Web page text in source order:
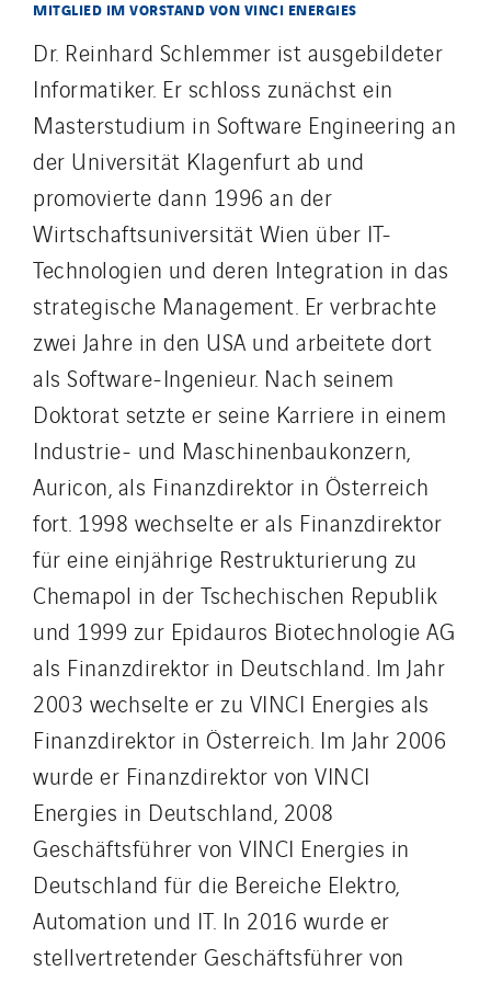
MITGLIED IM VORSTAND VON VINCI ENERGIES
Dr. Reinhard Schlemmer ist ausgebildeter
Informatiker. Er schloss zunächst ein
Masterstudium in Software Engineering an
der Universität Klagenfurt ab und
promovierte dann 1996 an der
Wirtschaftsuniversität Wien über IT-
Technologien und deren Integration in das
strategische Management. Er verbrachte
zwei Jahre in den USA und arbeitete dort
als Software-Ingenieur. Nach seinem
Doktorat setzte er seine Karriere in einem
Industrie- und Maschinenbaukonzern,
Auricon, als Finanzdirektor in Österreich
fort. 1998 wechselte er als Finanzdirektor
für eine einjährige Restrukturierung zu
Chemapol in der Tschechischen Republik
und 1999 zur Epidauros Biotechnologie AG
als Finanzdirektor in Deutschland. Im Jahr
2003 wechselte er zu VINCI Energies als
Finanzdirektor in Österreich. Im Jahr 2006
wurde er Finanzdirektor von VINCI
Energies in Deutschland, 2008
Geschäftsführer von VINCI Energies in
Deutschland für die Bereiche Elektro,
Automation und IT. In 2016 wurde er
stellvertretender Geschäftsführer von
Romania
Slovakia
Spain
Sweden
Switzerland
United Kingdom